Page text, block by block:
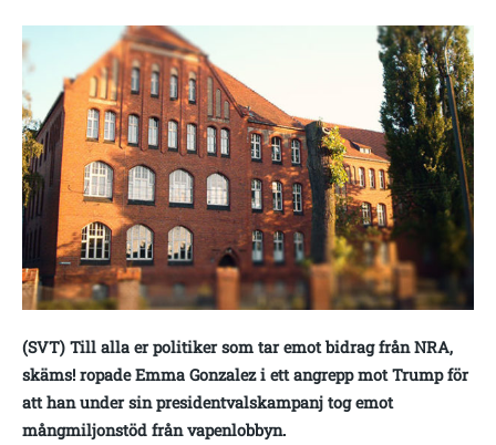
(SVT) Till alla er politiker som tar emot bidrag från NRA,
skäms! ropade Emma Gonzalez i ett angrepp mot Trump för
att han under sin presidentvalskampanj tog emot
mångmiljonstöd från vapenlobbyn.